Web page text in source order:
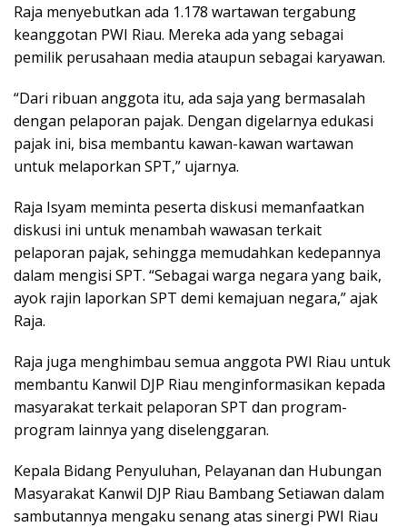
Raja menyebutkan ada 1.178 wartawan tergabung
keanggotan PWI Riau. Mereka ada yang sebagai
pemilik perusahaan media ataupun sebagai karyawan.
“Dari ribuan anggota itu, ada saja yang bermasalah
dengan pelaporan pajak. Dengan digelarnya edukasi
pajak ini, bisa membantu kawan-kawan wartawan
untuk melaporkan SPT,” ujarnya.
Raja Isyam meminta peserta diskusi memanfaatkan
diskusi ini untuk menambah wawasan terkait
pelaporan pajak, sehingga memudahkan kedepannya
dalam mengisi SPT. “Sebagai warga negara yang baik,
ayok rajin laporkan SPT demi kemajuan negara,” ajak
Raja.
Raja juga menghimbau semua anggota PWI Riau untuk
membantu Kanwil DJP Riau menginformasikan kepada
masyarakat terkait pelaporan SPT dan program-
program lainnya yang diselenggaran.
Kepala Bidang Penyuluhan, Pelayanan dan Hubungan
Masyarakat Kanwil DJP Riau Bambang Setiawan dalam
sambutannya mengaku senang atas sinergi PWI Riau